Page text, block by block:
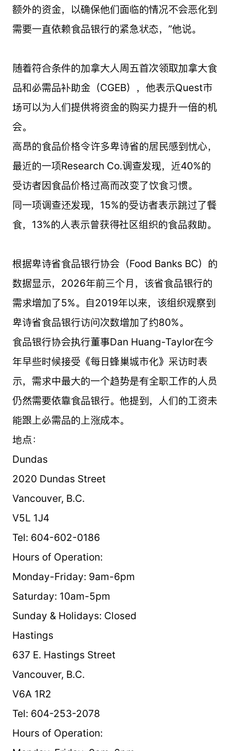
额外的资金，以确保他们面临的情况不会恶化到
需要一直依赖食品银行的紧急状态，”他说。
随着符合条件的加拿大人周五首次领取加拿大食
品和必需品补助金（CGEB），他表示Quest市
场可以为人们提供将资金的购买力提升一倍的机
会。
高昂的食品价格令许多卑诗省的居民感到忧心，
最近的一项Research Co.调查发现，近40%的
受访者因食品价格过高而改变了饮食习惯。
同一项调查还发现，15%的受访者表示跳过了餐
食，13%的人表示曾获得社区组织的食品救助。
根据卑诗省食品银行协会（Food Banks BC）的
数据显示，2026年前三个月，该省食品银行的
需求增加了5%。自2019年以来，该组织观察到
卑诗省食品银行访问次数增加了约80%。
食品银行协会执行董事Dan Huang-Taylor在今
年早些时候接受《每日蜂巢城市化》采访时表
示，需求中最大的一个趋势是有全职工作的人员
仍然需要依靠食品银行。他提到，人们的工资未
能跟上必需品的上涨成本。
地点：
Dundas
2020 Dundas Street
Vancouver, B.C.
V5L 1J4
Tel: 604-602-0186
Hours of Operation:
Monday-Friday: 9am-6pm
Saturday: 10am-5pm
Sunday & Holidays: Closed
Hastings
637 E. Hastings Street
Vancouver, B.C.
V6A 1R2
Tel: 604-253-2078
Hours of Operation: